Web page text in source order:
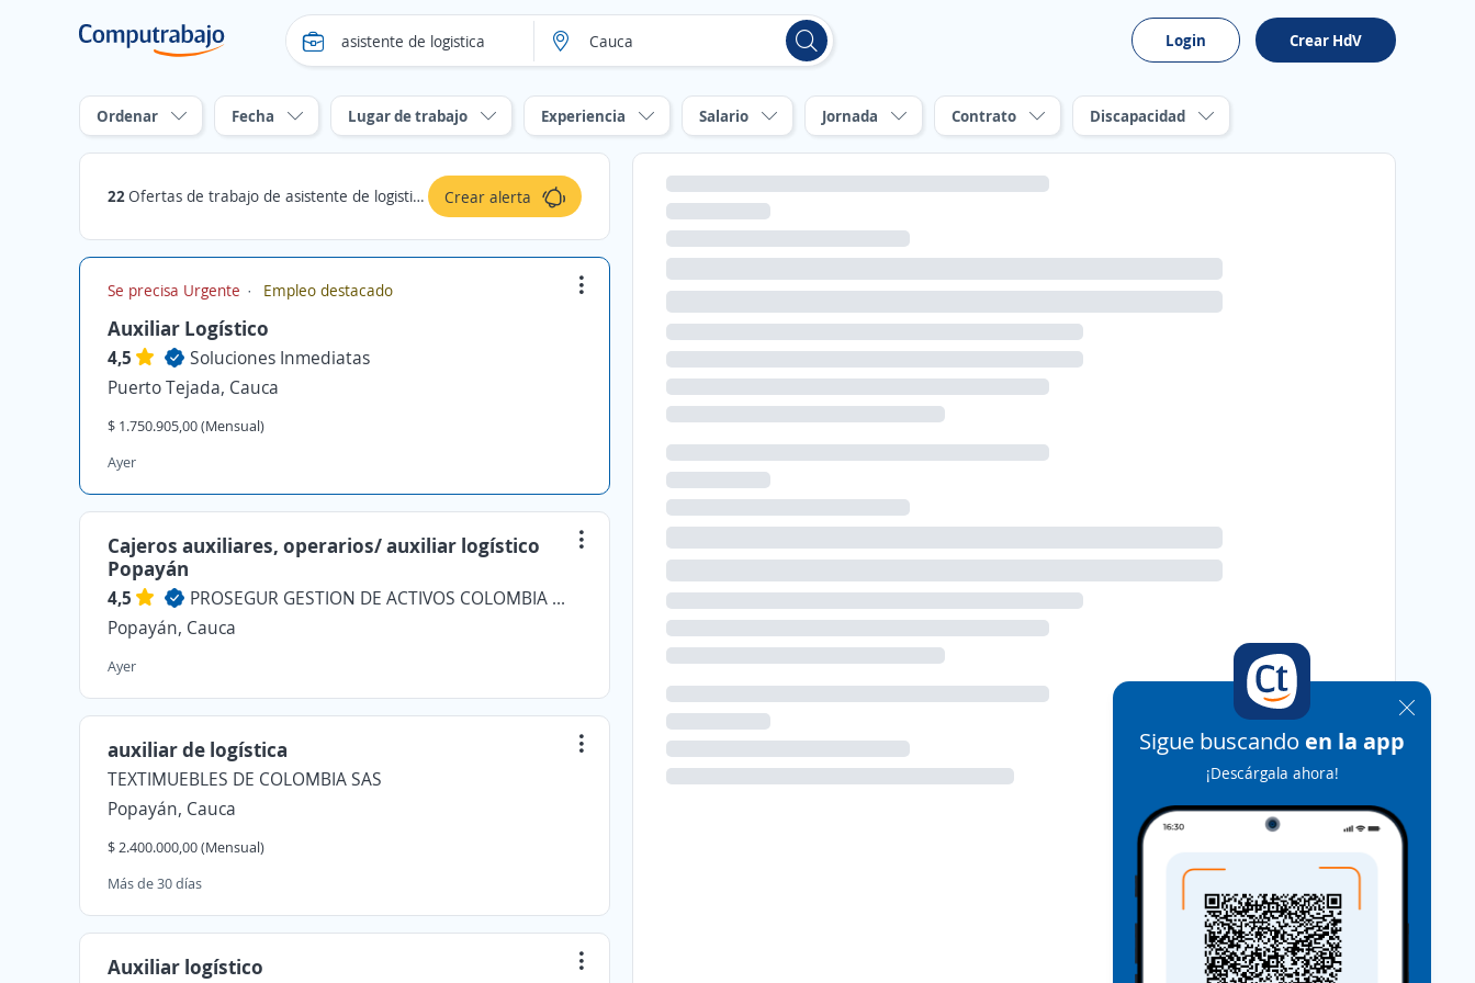
Login Crear HdV
Ordenar Fecha Lugar de trabajo Experiencia Salario Jornada Contrato Discapacidad
22Ofertas de trabajo de asistente de logistica en Cauca Crear alerta
Se precisa Urgente Empleo destacado
Auxiliar Logístico
4,5
Soluciones Inmediatas
Puerto Tejada, Cauca
$ 1.750.905,00 (Mensual)
Ayer
Cajeros auxiliares, operarios/ auxiliar logístico
Popayán
4,5
PROSEGUR GESTION DE ACTIVOS COLOMBIA SAS
Popayán, Cauca
Ayer
auxiliar de logística
TEXTIMUEBLES DE COLOMBIA SAS
Popayán, Cauca
$ 2.400.000,00 (Mensual)
Más de 30 días
Auxiliar logístico
Sigue buscando en la app
¡Descárgala ahora!